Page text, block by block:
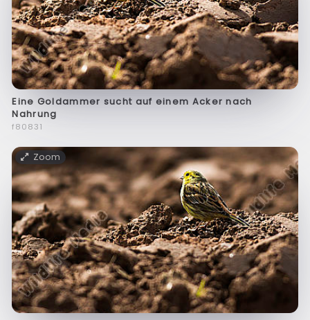
Eine Goldammer sucht auf einem Acker nach
Nahrung
f80831
Zoom